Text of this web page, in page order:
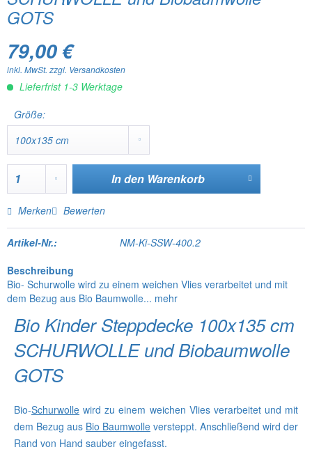
GOTS
79,00 €
inkl. MwSt. zzgl. Versandkosten
Lieferfrist 1-3 Werktage
Größe:
In den Warenkorb
Merken Bewerten
Artikel-Nr.:
NM-Ki-SSW-400.2
Beschreibung
Bio- Schurwolle wird zu einem weichen Vlies verarbeitet und mit
dem Bezug aus Bio Baumwolle... mehr
Bio Kinder Steppdecke 100x135 cm
SCHURWOLLE und Biobaumwolle
GOTS
Bio-Schurwolle wird zu einem weichen Vlies verarbeitet und mit
dem Bezug aus Bio Baumwolle versteppt. Anschließend wird der
Rand von Hand sauber eingefasst.